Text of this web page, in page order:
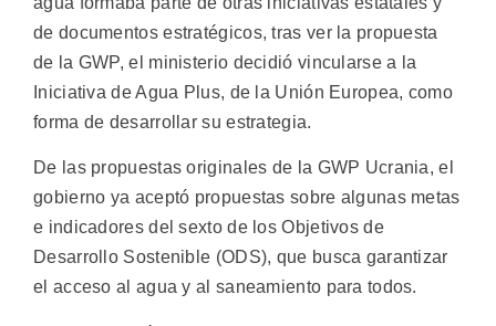
de documentos estratégicos, tras ver la propuesta
de la GWP, el ministerio decidió vincularse a la
Iniciativa de Agua Plus, de la Unión Europea, como
forma de desarrollar su estrategia.
De las propuestas originales de la GWP Ucrania, el
gobierno ya aceptó propuestas sobre algunas metas
e indicadores del sexto de los Objetivos de
Desarrollo Sostenible (ODS), que busca garantizar
el acceso al agua y al saneamiento para todos.